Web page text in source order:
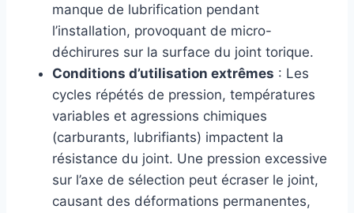
manque de lubrification pendant
l’installation, provoquant de micro-
déchirures sur la surface du joint torique.
Conditions d’utilisation extrêmes : Les
cycles répétés de pression, températures
variables et agressions chimiques
(carburants, lubrifiants) impactent la
résistance du joint. Une pression excessive
sur l’axe de sélection peut écraser le joint,
causant des déformations permanentes,